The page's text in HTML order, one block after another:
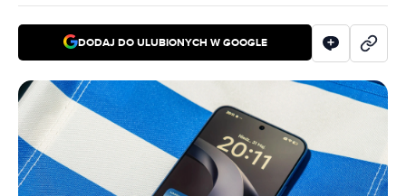
DODAJ DO ULUBIONYCH W GOOGLE